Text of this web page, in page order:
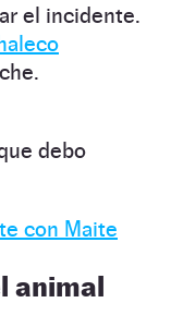
el incidente.
debo
con Maite
animal